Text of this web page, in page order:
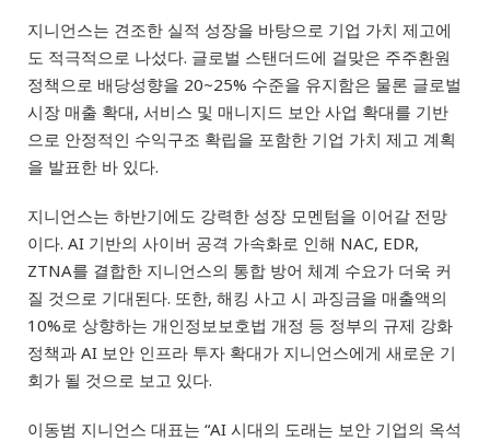
지니언스는 견조한 실적 성장을 바탕으로 기업 가치 제고에
도 적극적으로 나섰다. 글로벌 스탠더드에 걸맞은 주주환원
정책으로 배당성향을 20~25% 수준을 유지함은 물론 글로벌
시장 매출 확대, 서비스 및 매니지드 보안 사업 확대를 기반
으로 안정적인 수익구조 확립을 포함한 기업 가치 제고 계획
을 발표한 바 있다.
지니언스는 하반기에도 강력한 성장 모멘텀을 이어갈 전망
이다. AI 기반의 사이버 공격 가속화로 인해 NAC, EDR,
ZTNA를 결합한 지니언스의 통합 방어 체계 수요가 더욱 커
질 것으로 기대된다. 또한, 해킹 사고 시 과징금을 매출액의
10%로 상향하는 개인정보보호법 개정 등 정부의 규제 강화
정책과 AI 보안 인프라 투자 확대가 지니언스에게 새로운 기
회가 될 것으로 보고 있다.
이동범 지니언스 대표는 “AI 시대의 도래는 보안 기업의 옥석